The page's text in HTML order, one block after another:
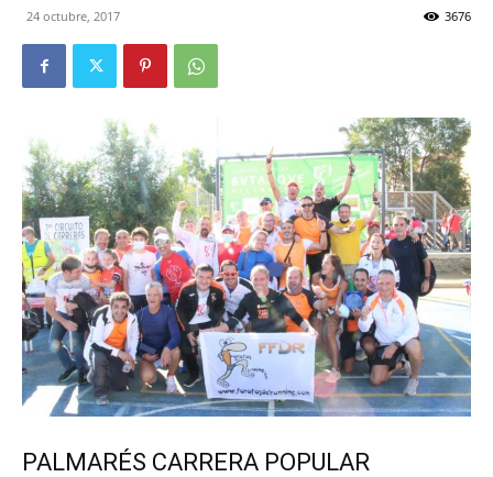
Butarque
24 octubre, 2017 3676
PALMARÉS CARRERA POPULAR